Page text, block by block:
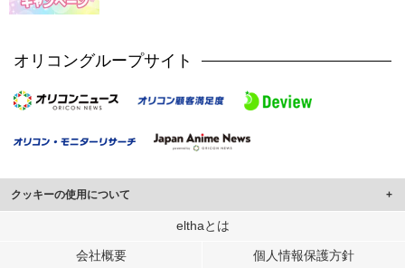
オリコングループサイト
クッキーの使用について
このサイトでは Cookie を使用して、ユーザーに合わせたコンテンツや広告の
行っています。
elthaとは
会社概要 個人情報保護方針